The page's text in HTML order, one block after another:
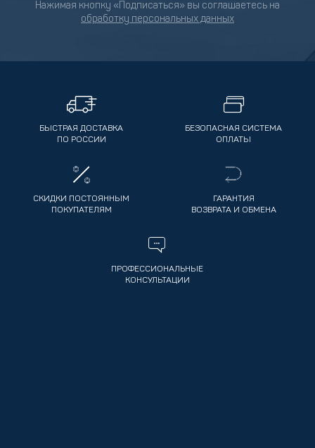
Нажимая кнопку «Подписаться» вы соглашаетесь на
обработку персональных данных
БЫСТРАЯ ДОСТАВКА
ПО РОССИИ
БЕЗОПАСНАЯ СИСТЕМА
ОПЛАТЫ
СКИДКИ ПОСТОЯННЫМ
ПОКУПАТЕЛЯМ
ГАРАНТИЯ
ВОЗВРАТА И ОБМЕНА
ПРОФЕССИОНАЛЬНЫЕ
КОНСУЛЬТАЦИИ